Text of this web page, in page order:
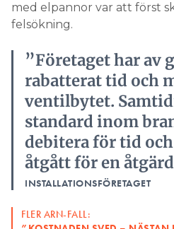
med elpannor var att först
felsökning.
”Företaget har av
rabatterat tid och
ventilbytet.
standard inom
debitera för tid
åtgått för en
INSTALLATIONSFÖRETAGET
FLER ARN-FALL: